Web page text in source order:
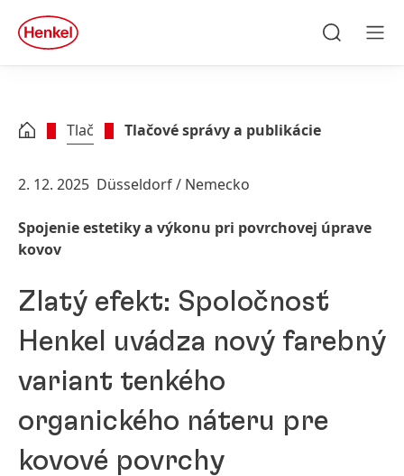
Skip to footer
quick
search
Tlač Tlačové správy a publikácie
2. 12. 2025 Düsseldorf / Nemecko
Spojenie estetiky a výkonu pri povrchovej úprave
kovov
Zlatý efekt: Spoločnosť
Henkel uvádza nový farebný
variant tenkého
organického náteru pre
kovové povrchy